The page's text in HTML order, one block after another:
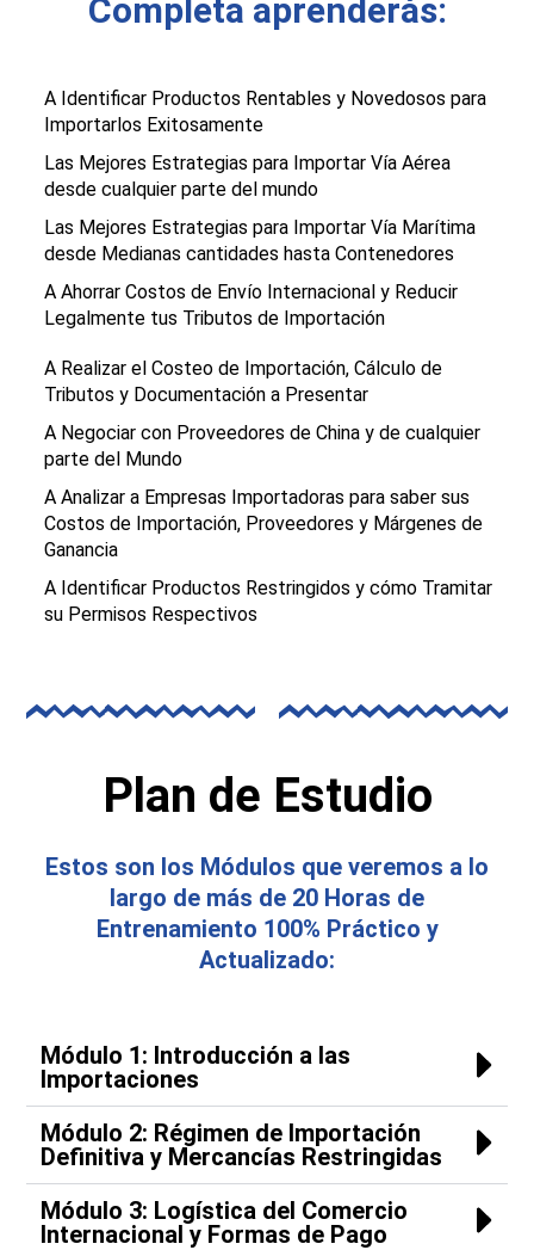
Completa aprenderás:
A Identificar Productos Rentables y Novedosos para
Importarlos Exitosamente
Las Mejores Estrategias para Importar Vía Aérea
desde cualquier parte del mundo
Las Mejores Estrategias para Importar Vía Marítima
desde Medianas cantidades hasta Contenedores
A Ahorrar Costos de Envío Internacional y Reducir
Legalmente tus Tributos de Importación
A Realizar el Costeo de Importación, Cálculo de
Tributos y Documentación a Presentar
A Negociar con Proveedores de China y de cualquier
parte del Mundo
A Analizar a Empresas Importadoras para saber sus
Costos de Importación, Proveedores y Márgenes de
Ganancia
A Identificar Productos Restringidos y cómo Tramitar
su Permisos Respectivos
Plan de Estudio
Estos son los Módulos que veremos a lo
largo de más de 20 Horas de
Entrenamiento 100% Práctico y
Actualizado:
Módulo 1: Introducción a las
Importaciones
Módulo 2: Régimen de Importación
Definitiva y Mercancías Restringidas
Módulo 3: Logística del Comercio
Internacional y Formas de Pago